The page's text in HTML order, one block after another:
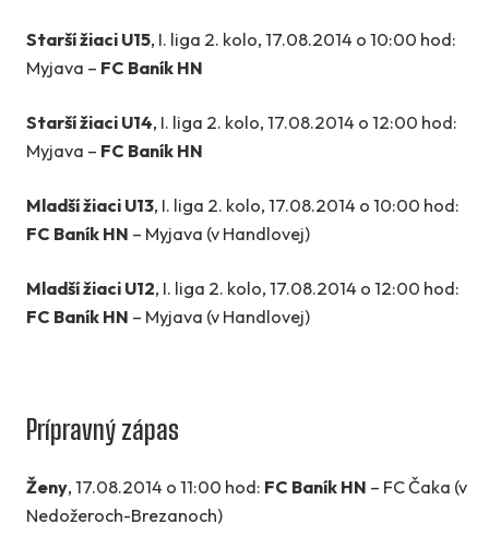
Starší žiaci U15, I. liga 2. kolo, 17.08.2014 o 10:00 hod:
Myjava – FC Baník HN
Starší žiaci U14, I. liga 2. kolo, 17.08.2014 o 12:00 hod:
Myjava – FC Baník HN
Mladší žiaci U13, I. liga 2. kolo, 17.08.2014 o 10:00 hod:
FC Baník HN – Myjava (v Handlovej)
Mladší žiaci U12, I. liga 2. kolo, 17.08.2014 o 12:00 hod:
FC Baník HN – Myjava (v Handlovej)
Prípravný zápas
Ženy, 17.08.2014 o 11:00 hod: FC Baník HN – FC Čaka (v
Nedožeroch-Brezanoch)